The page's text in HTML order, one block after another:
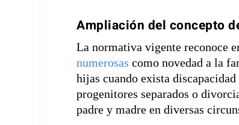
Ampliación del concepto
La normativa vigente reconoce
numerosas como novedad a la
hijas cuando exista
progenitores separados o
padre y madre en diversas